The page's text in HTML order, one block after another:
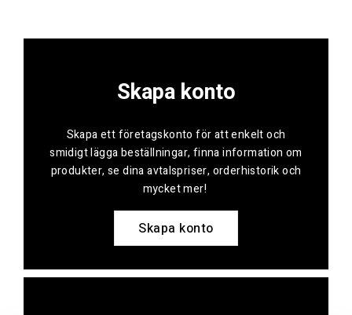
Skapa konto
Skapa ett företagskonto för att enkelt och
smidigt lägga beställningar, finna information om
produkter, se dina avtalspriser, orderhistorik och
mycket mer!
Skapa konto